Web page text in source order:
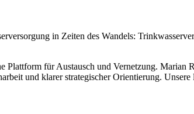
in Zeiten des Wandels:
für Austausch und Vernetzung. Marian
und klarer strategischer Orientierung.